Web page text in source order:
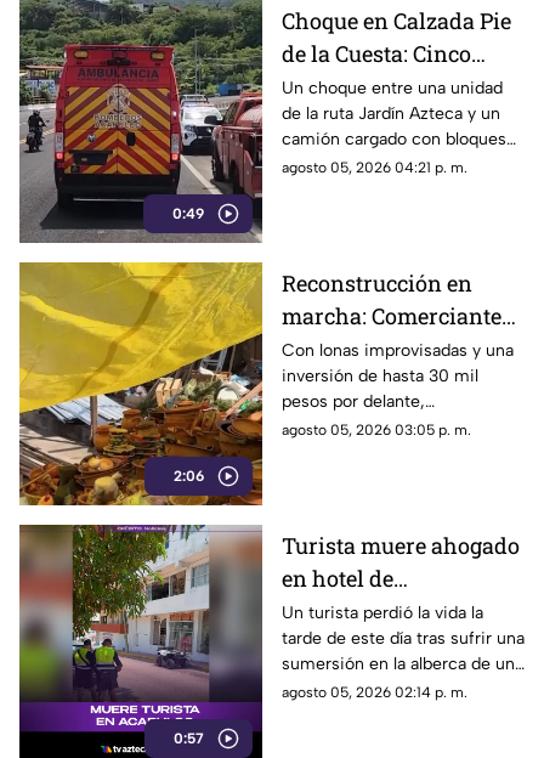
0:49
Choque en Calzada Pie
de la Cuesta: Cinco
lesionados tras
impacto entre combi y
camión de carga
Un choque entre una unidad
de la ruta Jardín Azteca y un
camión cargado con bloques
de concreto movilizó a los
agosto 05, 2026 04:21 p. m.
2:06
Reconstrucción en
marcha: Comerciantes
del Mercado Central de
Acapulco se levantan
tras la explosión
Con lonas improvisadas y una
inversión de hasta 30 mil
pesos por delante,
comerciantes del Mercado
agosto 05, 2026 03:05 p. m.
0:57
Turista muere ahogado
en hotel de
fraccionamiento Las
Playas en Acapulco
Un turista perdió la vida la
tarde de este día tras sufrir una
sumersión en la alberca de un
hospedaje ubicado sobre la
agosto 05, 2026 02:14 p. m.